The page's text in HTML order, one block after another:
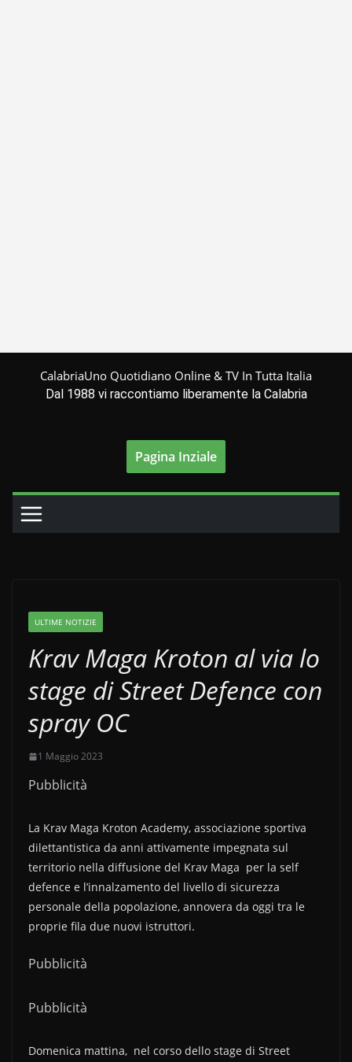
CalabriaUno Quotidiano Online & TV In Tutta Italia
Dal 1988 vi raccontiamo liberamente la Calabria
Pagina Inziale
ULTIME NOTIZIE
Krav Maga Kroton al via lo
stage di Street Defence con
spray OC
1 Maggio 2023
Pubblicità
La Krav Maga Kroton Academy, associazione sportiva
dilettantistica da anni attivamente impegnata sul
territorio nella diffusione del Krav Maga per la self
defence e l’innalzamento del livello di sicurezza
personale della popolazione, annovera da oggi tra le
proprie fila due nuovi istruttori.
Pubblicità
Pubblicità
Domenica mattina, nel corso dello stage di Street